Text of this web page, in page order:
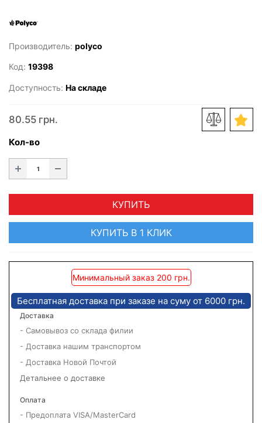
Производитель: polyco
Код: 19398
Доступность: На складе
80.55 грн.
Кол-во
КУПИТЬ
КУПИТЬ В 1 КЛИК
Минимальный заказ 200 грн.
Бесплатная доставка при заказе на суму от 6000 грн.
Доставка
- Самовывоз со склада филии
- Доставка нашим транспортом
- Доставка Новой Почтой
Детальнее о доставке
Оплата
- Предоплата VISA/MasterCard